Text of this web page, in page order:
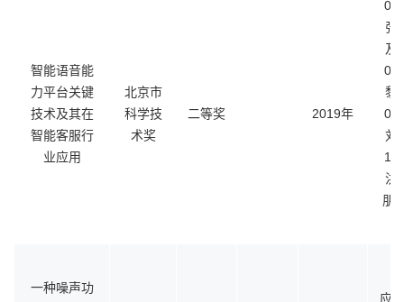
智能语音能
力平台关键
技术及其在
智能客服行
业应用
北京市
科学技
术奖
二等奖 2019年
01
张
及
05
黎
08
刘
11
洪
朋
一种噪声功
应